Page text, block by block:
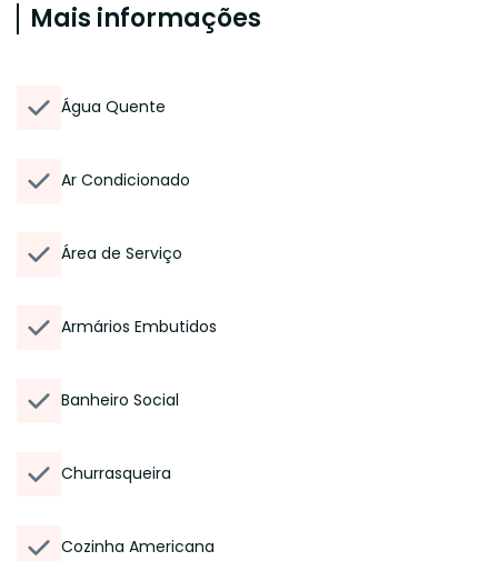
Mais informações
Água Quente
Ar Condicionado
Área de Serviço
Armários Embutidos
Banheiro Social
Churrasqueira
Cozinha Americana